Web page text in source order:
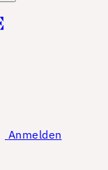
Anmelden